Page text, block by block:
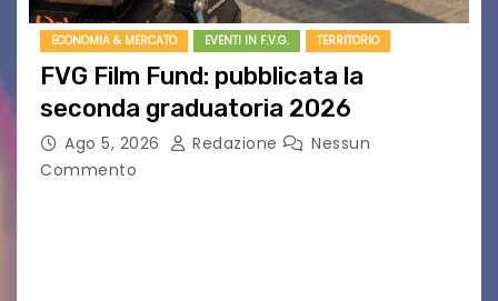
ECONOMIA & MERCATO EVENTI IN F.V.G. TERRITORIO
FVG Film Fund: pubblicata la
seconda graduatoria 2026
Ago 5, 2026 Redazione
Nessun
Commento